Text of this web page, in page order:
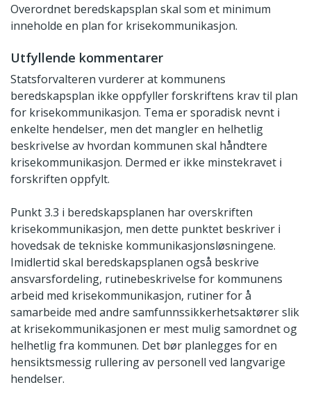
Overordnet beredskapsplan skal som et minimum
inneholde en plan for krisekommunikasjon.
Utfyllende kommentarer
Statsforvalteren vurderer at kommunens
beredskapsplan ikke oppfyller forskriftens krav til plan
for krisekommunikasjon. Tema er sporadisk nevnt i
enkelte hendelser, men det mangler en helhetlig
beskrivelse av hvordan kommunen skal håndtere
krisekommunikasjon. Dermed er ikke minstekravet i
forskriften oppfylt.
Punkt 3.3 i beredskapsplanen har overskriften
krisekommunikasjon, men dette punktet beskriver i
hovedsak de tekniske kommunikasjonsløsningene.
Imidlertid skal beredskapsplanen også beskrive
ansvarsfordeling, rutinebeskrivelse for kommunens
arbeid med krisekommunikasjon, rutiner for å
samarbeide med andre samfunnssikkerhetsaktører slik
at krisekommunikasjonen er mest mulig samordnet og
helhetlig fra kommunen. Det bør planlegges for en
hensiktsmessig rullering av personell ved langvarige
hendelser.